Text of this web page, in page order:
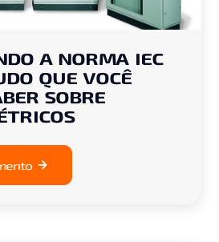
A NORMA IEC
QUE VOCÊ
SOBRE